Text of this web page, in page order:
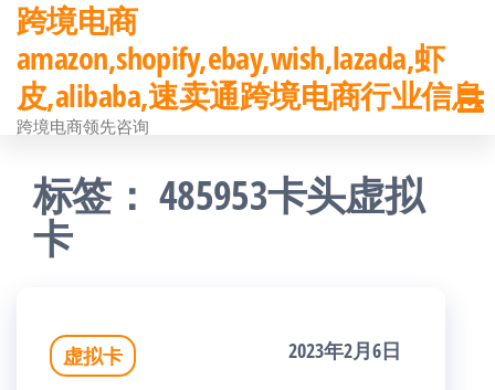
前
往
内
跨境电商
amazon,shopify,ebay,wish,lazada,虾
皮,alibaba,速卖通跨境电商行业信息
跨境电商领先咨询
标签：485953卡头虚拟
卡
虚拟卡 2023年2月6日